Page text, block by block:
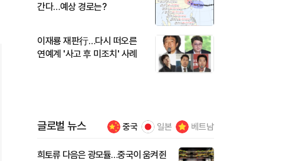
간다…예상 경로는?
이재룡 재판行…다시 떠오른
연예계 '사고 후 미조치' 사례
글로벌 뉴스 중국 일본 베트남
희토류 다음은 광모듈…중국이 움켜쥔